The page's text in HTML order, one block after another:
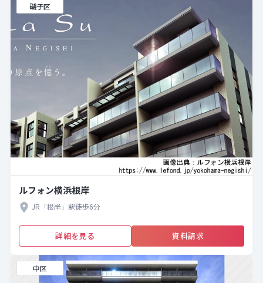
磯子区
ルフォン横浜根岸
JR「根岸」駅徒歩6分
詳細を見る 資料請求
中区